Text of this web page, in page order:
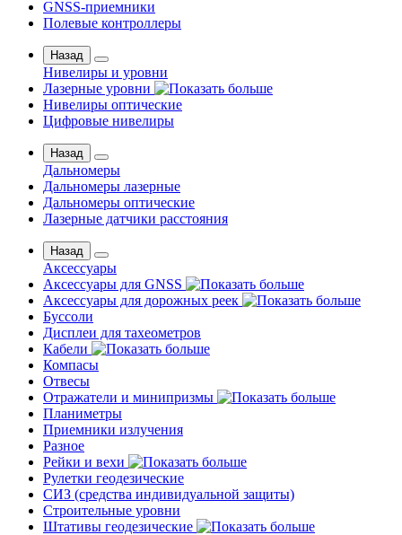
GNSS-приемники
Полевые контроллеры
Назад
Нивелиры и уровни
Лазерные уровни
Нивелиры оптические
Цифровые нивелиры
Назад
Дальномеры
Дальномеры лазерные
Дальномеры оптические
Лазерные датчики расстояния
Назад
Аксессуары
Аксессуары для GNSS
Аксессуары для дорожных реек
Буссоли
Дисплеи для тахеометров
Кабели
Компасы
Отвесы
Отражатели и минипризмы
Планиметры
Приемники излучения
Разное
Рейки и вехи
Рулетки геодезические
СИЗ (средства индивидуальной защиты)
Строительные уровни
Штативы геодезические